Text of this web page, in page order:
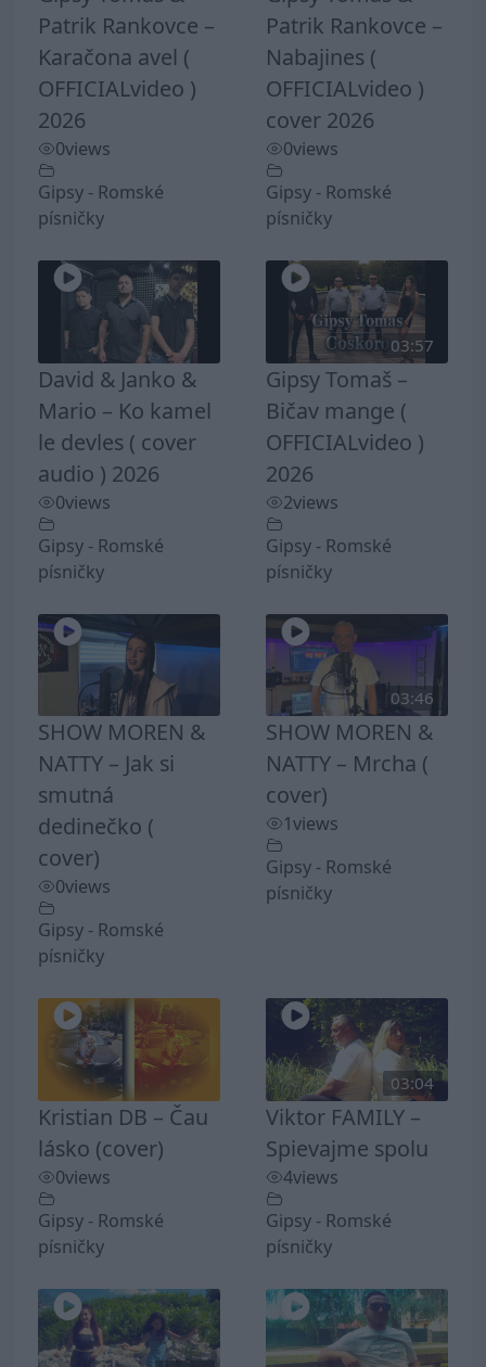
Patrik Rankovce –
Karačona avel (
OFFICIALvideo )
2026
0views
Gipsy - Romské
písničky
Patrik Rankovce –
Nabajines (
OFFICIALvideo )
cover 2026
0views
Gipsy - Romské
písničky
David & Janko &
Mario – Ko kamel
le devles ( cover
audio ) 2026
0views
Gipsy - Romské
písničky
03:57
Gipsy Tomaš –
Bičav mange (
OFFICIALvideo )
2026
2views
Gipsy - Romské
písničky
SHOW MOREN &
NATTY – Jak si
smutná
dedinečko (
cover)
0views
Gipsy - Romské
písničky
03:46
SHOW MOREN &
NATTY – Mrcha (
cover)
1views
Gipsy - Romské
písničky
Kristian DB – Čau
lásko (cover)
0views
Gipsy - Romské
písničky
03:04
Viktor FAMILY –
Spievajme spolu
4views
Gipsy - Romské
písničky